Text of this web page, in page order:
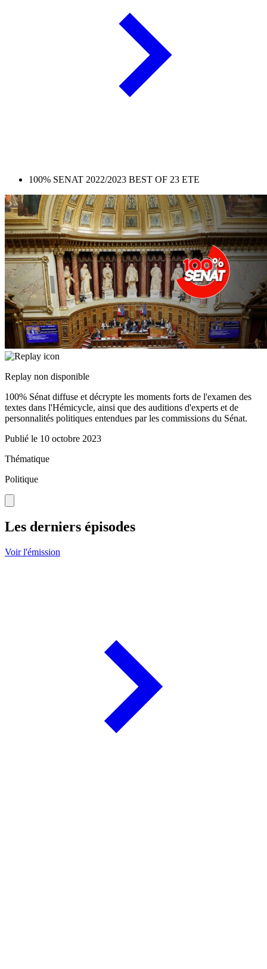
100% SENAT 2022/2023 BEST OF 23 ETE
Replay non disponible
100% Sénat diffuse et décrypte les moments forts de l'examen des
textes dans l'Hémicycle, ainsi que des auditions d'experts et de
personnalités politiques entendues par les commissions du Sénat.
Publié le 10 octobre 2023
Thématique
Politique
Les derniers épisodes
Voir l'émission